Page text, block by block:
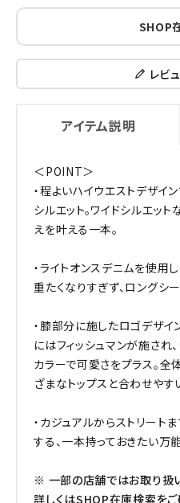
SHOP
レビ
アイテム説明
＜POINT＞
・程よいハイウエストデザイ
シルエット。ワイドシルエッ
えを叶える一本。
・ライトオンスデニムを使用
重たくなりすぎず、ロングシ
・膝部分に施したロゴデザイ
にはフィッシュマンが施され
カラーで可愛さをプラス。全
ざまなトップスと合わせやす
・カジュアルからストリート
する、一本持っておきたい万
※ 一部の店舗ではお取り扱
詳しくはSHOP在庫検索をご